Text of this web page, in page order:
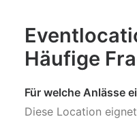
Häufige
Für welche Anlässe
Diese Location